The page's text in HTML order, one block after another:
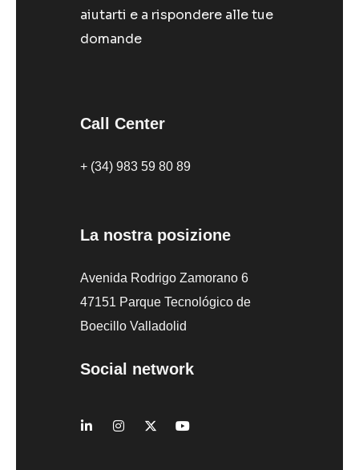
aiutarti e a rispondere alle tue
domande
Call Center
+ (34) 983 59 80 89
La nostra posizione
Avenida Rodrigo Zamorano 6
47151 Parque Tecnológico de
Boecillo Valladolid
Social network